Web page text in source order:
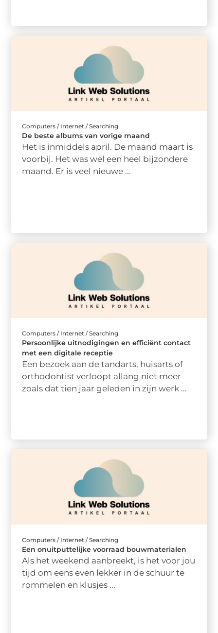
Computers / Internet / Searching
De beste albums van vorige maand
Het is inmiddels april. De maand maart is
voorbij. Het was wel een heel bijzondere
maand. Er is veel nieuwe ...
Computers / Internet / Searching
Persoonlijke uitnodigingen en efficiënt contact
met een digitale receptie
Een bezoek aan de tandarts, huisarts of
orthodontist verloopt allang niet meer
zoals dat tien jaar geleden in zijn werk ...
Computers / Internet / Searching
Een onuitputtelijke voorraad bouwmaterialen
Als het weekend aanbreekt, is het voor jou
tijd om eens even lekker in de schuur te
rommelen en klusjes ...